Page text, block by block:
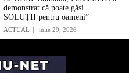
demonstrat că poate găsi
SOLUŢII pentru oameni”
ACTUAL iulie 29, 2026